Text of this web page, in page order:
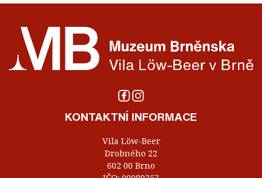
KONTAKTNÍ INFORMACE
Vila Löw-Beer
Drobného 22
602 00 Brno